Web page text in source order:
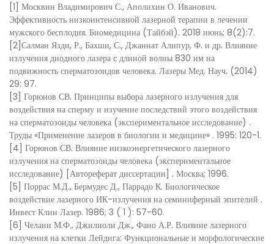
[1] Москвин Владимирович С., Аполихин О. Иванович.
Эффективность низкоинтенсивной лазерной терапии в лечении
мужского бесплодия. Биомедицина (Тайбэй). 2018 июнь; 8(2):7.
[2]Салман Язди, Р., Бахши, С., Джаннат Алипур, Ф. и др. Влияние
излучения диодного лазера с длиной волны 830 нм на
подвижность сперматозоидов человека. Лазеры Мед. Науч. (2014)
29: 97.
[3] Горюнов СВ. Принципы выбора лазерного излучения для
воздействия на сперму и изучение последствий этого воздействия
на сперматозоиды человека (экспериментальное исследование) .
Труды «Применение лазеров в биологии и медицине» . 1995: 120-1.
[4] Горюнов СВ. Влияние низкоэнергетического лазерного
излучения на сперматозоиды человека (экспериментальное
исследование) [Автореферат диссертации] . Москва; 1996.
[5] Поррас М.Д., Бермудес Д., Паррадо К. Биологическое
воздействие лазерного ИК-излучения на семиниферный эпителий .
Инвест Клин Лазер. 1986; 3 ( 1 ): 57-60.
[6] Челани М.Ф., Джилиоли Дж., Фано А.Р. Влияние лазерного
излучения на клетки Лейдига: Функциональные и морфологические